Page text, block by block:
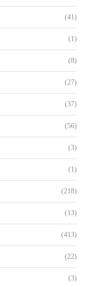
(41)
(1)
(8)
(27)
(37)
(56)
(3)
(1)
(218)
(13)
(413)
(22)
(3)